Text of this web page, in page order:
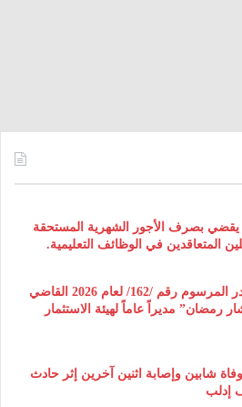
يقضي بصرف الأجور الشهرية المستحقة
المتعاقدين في الوظائف التعليمية.
الرئيس “أحمد الشرع” يصدر المرسوم رقم /162/ لعام 2026 ‌القاضي
رمضان” مديراً عاماً لهيئة ‌الاستثمار
شابين وإصابة اثنين آخرين إثر حادث
إدلب